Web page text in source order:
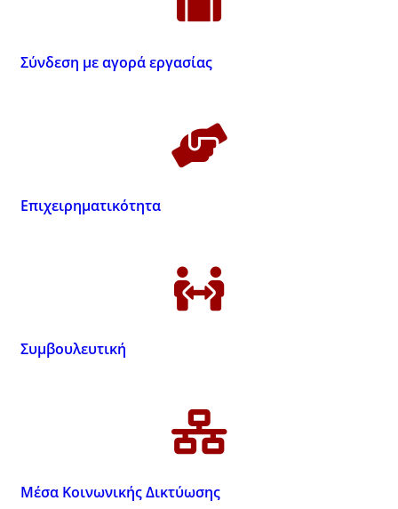
Σύνδεση με αγορά εργασίας
Επιχειρηματικότητα
Συμβουλευτική
Μέσα Κοινωνικής Δικτύωσης